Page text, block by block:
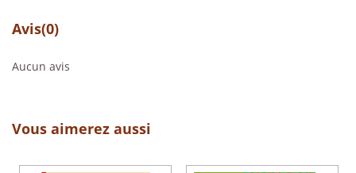
Avis(0)
Aucun avis
Vous aimerez aussi